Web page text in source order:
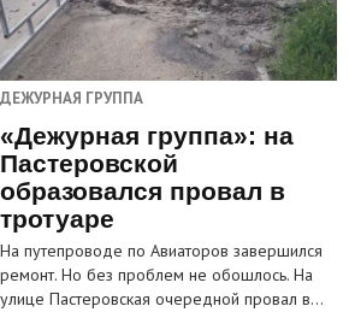
ДЕЖУРНАЯ ГРУППА
«Дежурная группа»: на
Пастеровской
образовался провал в
тротуаре
На путепроводе по Авиаторов завершился
ремонт. Но без проблем не обошлось. На
улице Пастеровская очередной провал в…